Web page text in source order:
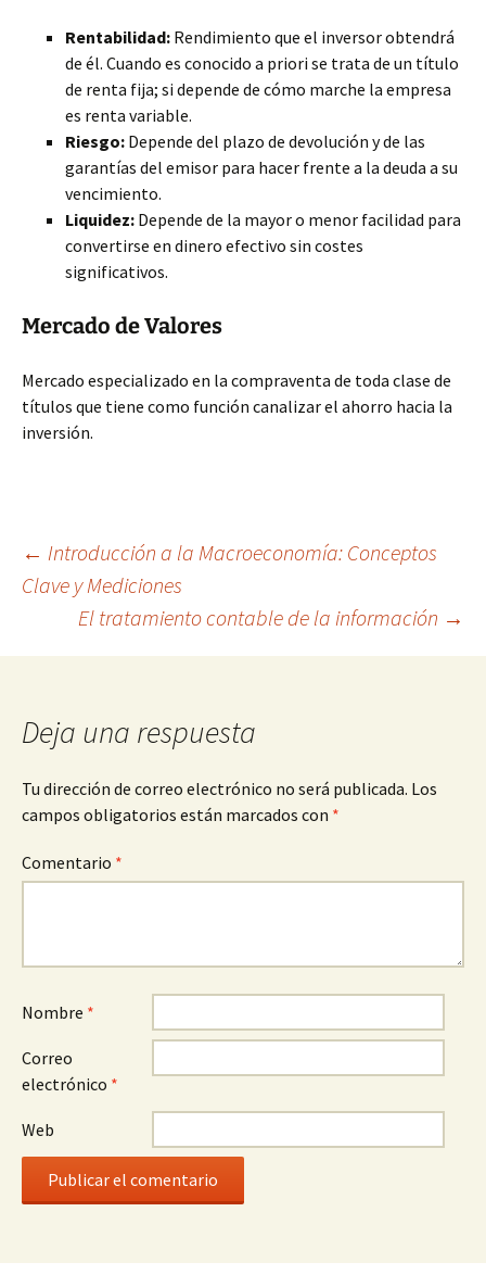
Rentabilidad: Rendimiento que el inversor obtendrá
de él. Cuando es conocido a priori se trata de un título
de renta fija; si depende de cómo marche la empresa
es renta variable.
Riesgo: Depende del plazo de devolución y de las
garantías del emisor para hacer frente a la deuda a su
vencimiento.
Liquidez: Depende de la mayor o menor facilidad para
convertirse en dinero efectivo sin costes
significativos.
Mercado de Valores
Mercado especializado en la compraventa de toda clase de
títulos que tiene como función canalizar el ahorro hacia la
inversión.
Navegación
← Introducción a la Macroeconomía: Conceptos
Clave y Mediciones
El tratamiento contable de la información →
Deja una respuesta
Tu dirección de correo electrónico no será publicada. Los
campos obligatorios están marcados con *
Comentario *
Nombre *
Correo
electrónico *
Web